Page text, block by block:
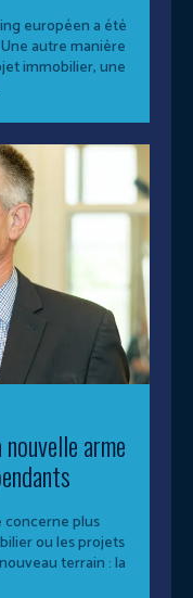
européen a été
autre manière
immobilier, une
arme
plus
ou les projets
terrain : la